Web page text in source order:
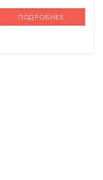
ПОДРОБНЕЕ